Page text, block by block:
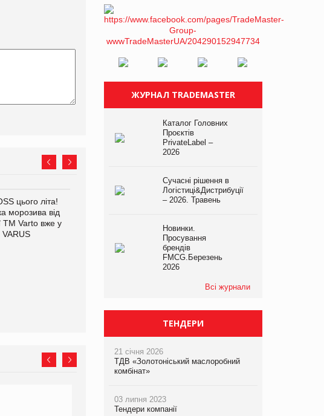
цього літа!
морозива від
ТМ Varto вже у
VARUS
EVA.UA запустила
асортимент, якого покупці
не очікують побачити на
платформі
ЖУРНАЛ TRADEMASTER
Каталог Головних
Проєктів
PrivateLabel –
2026
Сучасні рішення в
Логістиці&Дистрибуції
– 2026. Травень
Новинки.
Просування
брендів
FMCG.Березень
2026
Всі журнали
ТЕНДЕРИ
21 січня 2026
ТДВ «Золотоніський маслоробний
комбінат»
03 липня 2023
Тендери компанії